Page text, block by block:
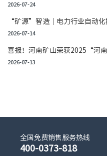
2026-07-24
“矿源”智造｜电力行业自动化
2026-07-14
喜报！河南矿山荣获2025“河
2026-07-13
全国免费销售服务热线
400-0373-818